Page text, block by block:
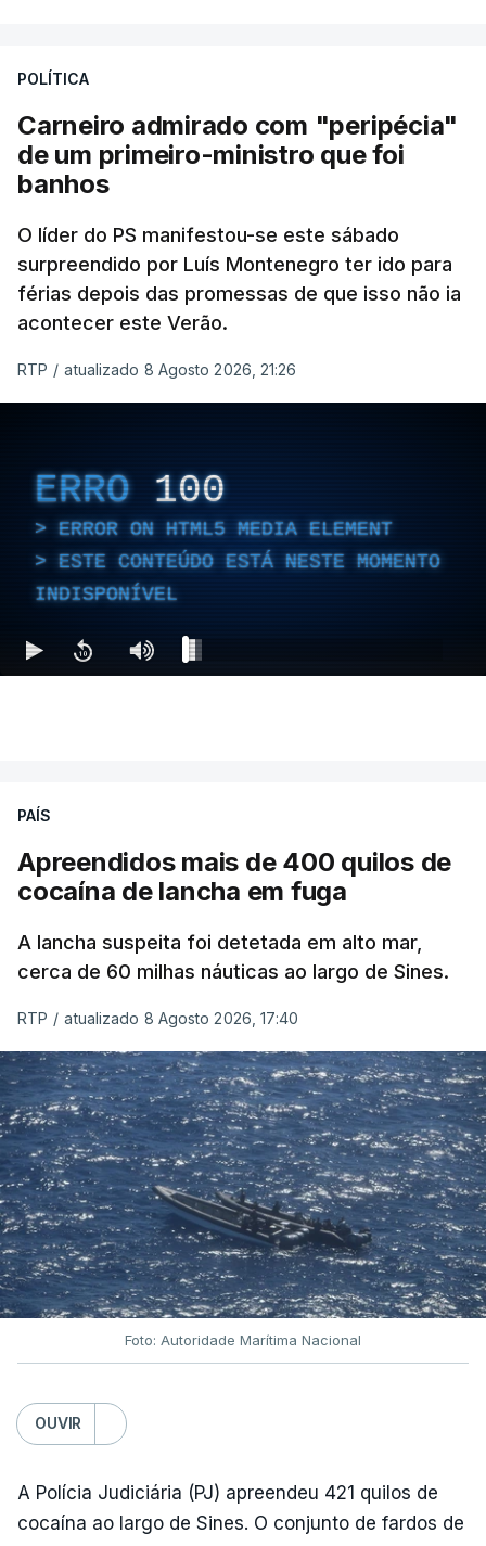
POLÍTICA
Carneiro admirado com "peripécia"
de um primeiro-ministro que foi
banhos
O líder do PS manifestou-se este sábado
surpreendido por Luís Montenegro ter ido para
férias depois das promessas de que isso não ia
acontecer este Verão.
RTP / atualizado 8 Agosto 2026, 21:26
ERRO 100
ERROR ON HTML5 MEDIA ELEMENT
ESTE CONTEÚDO ESTÁ NESTE MOMENTO
INDISPONÍVEL
PAÍS
Apreendidos mais de 400 quilos de
cocaína de lancha em fuga
A lancha suspeita foi detetada em alto mar,
cerca de 60 milhas náuticas ao largo de Sines.
RTP / atualizado 8 Agosto 2026, 17:40
Foto: Autoridade Marítima Nacional
OUVIR
A Polícia Judiciária (PJ) apreendeu 421 quilos de
cocaína ao largo de Sines. O conjunto de fardos de